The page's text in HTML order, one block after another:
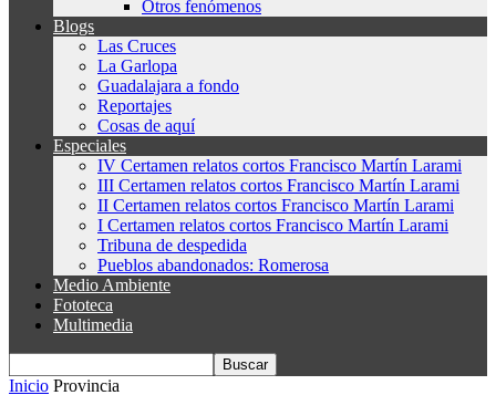
Otros fenómenos
Blogs
Las Cruces
La Garlopa
Guadalajara a fondo
Reportajes
Cosas de aquí
Especiales
IV Certamen relatos cortos Francisco Martín Larami
III Certamen relatos cortos Francisco Martín Larami
II Certamen relatos cortos Francisco Martín Larami
I Certamen relatos cortos Francisco Martín Larami
Tribuna de despedida
Pueblos abandonados: Romerosa
Medio Ambiente
Fototeca
Multimedia
Inicio Provincia